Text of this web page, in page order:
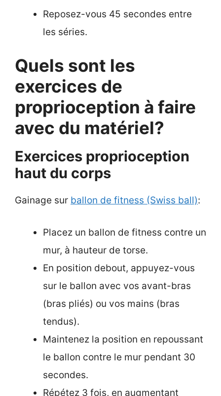
Reposez-vous 45 secondes entre
les séries.
Quels sont les
exercices de
proprioception à faire
avec du matériel?
Exercices proprioception
haut du corps
Gainage sur ballon de fitness (Swiss ball):
Placez un ballon de fitness contre un
mur, à hauteur de torse.
En position debout, appuyez-vous
sur le ballon avec vos avant-bras
(bras pliés) ou vos mains (bras
tendus).
Maintenez la position en repoussant
le ballon contre le mur pendant 30
secondes.
Répétez 3 fois, en augmentant